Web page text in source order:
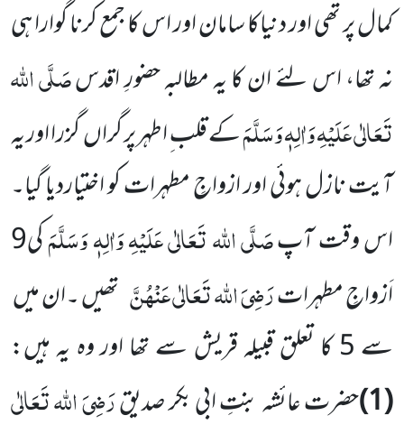
کمال پر تھی اور دنیاکا سامان اور اس کا جمع کرنا گوارا ہی
نہ تھا، اس لئے ان کا یہ مطالبہ حضورِ اقدسصَلَّی اللہ
تَعَالٰی عَلَیْہِ وَاٰلِہٖ وَسَلَّمَکے قلب ِ اطہر پر گراں گزرا اور یہ
آیت نازل ہوئی اور ازواجِ مطہرات کو اختیاردیا گیا۔
اس وقت آپصَلَّی اللہ تَعَالٰی عَلَیْہِ وَاٰلِہٖ وَسَلَّمَ کی9
اَزواجِ مطہراترَضِیَ اللہ تَعَالٰی عَنْہُنَّ تھیں ۔ان میں
سے 5 کا تعلق قبیلہ قریش سے تھا اور وہ یہ ہیں:
(1) حضرت عائشہ بنتِ ابی بکر صدیقرَضِیَ اللہ تَعَالٰی